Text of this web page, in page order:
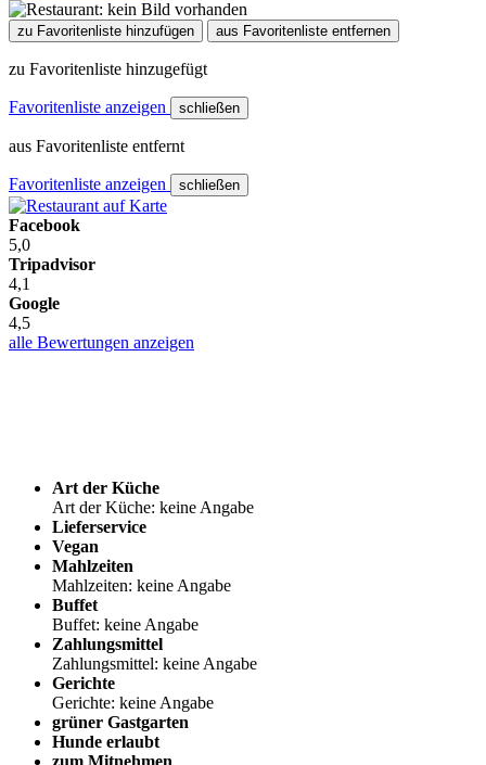
zu Favoritenliste hinzufügen aus Favoritenliste entfernen
zu Favoritenliste hinzugefügt
Favoritenliste anzeigen schließen
aus Favoritenliste entfernt
Favoritenliste anzeigen schließen
Facebook
5,0
Tripadvisor
4,1
Google
4,5
alle Bewertungen anzeigen
Art der Küche
Art der Küche: keine Angabe
Lieferservice
Vegan
Mahlzeiten
Mahlzeiten: keine Angabe
Buffet
Buffet: keine Angabe
Zahlungsmittel
Zahlungsmittel: keine Angabe
Gerichte
Gerichte: keine Angabe
grüner Gastgarten
Hunde erlaubt
zum Mitnehmen